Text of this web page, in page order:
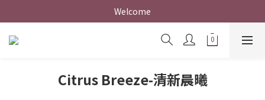
// 訂單消費金額滿$1600元即享免運 //
// 訂單消費金額滿$1600元即享免運 //
Citrus Breeze-清新晨曦